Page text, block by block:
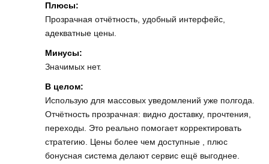
Плюсы:
Прозрачная отчётность, удобный интерфейс,
адекватные цены.
Минусы:
Значимых нет.
В целом:
Использую для массовых уведомлений уже полгода.
Отчётность прозрачная: видно доставку, прочтения,
переходы. Это реально помогает корректировать
стратегию. Цены более чем доступные , плюс
бонусная система делают сервис ещё выгоднее.